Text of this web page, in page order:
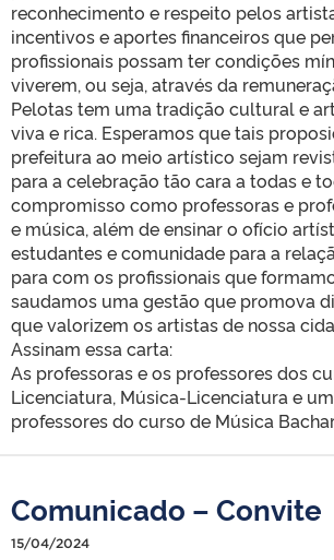
reconhecimento e respeito pelos
incentivos e aportes financeiros que
profissionais possam ter condições
viverem, ou seja, através da
Pelotas tem uma tradição cultural e
viva e rica. Esperamos que tais
prefeitura ao meio artístico sejam
para a celebração tão cara a todas e
compromisso como professoras e
e música, além de ensinar o ofício
estudantes e comunidade para a
para com os profissionais que
saudamos uma gestão que promova
que valorizem os artistas de nossa
Assinam essa carta:
As professoras e os professores dos
Licenciatura, Música-Licenciatura e
professores do curso de Música
Comunicado – Convite
15/04/2024